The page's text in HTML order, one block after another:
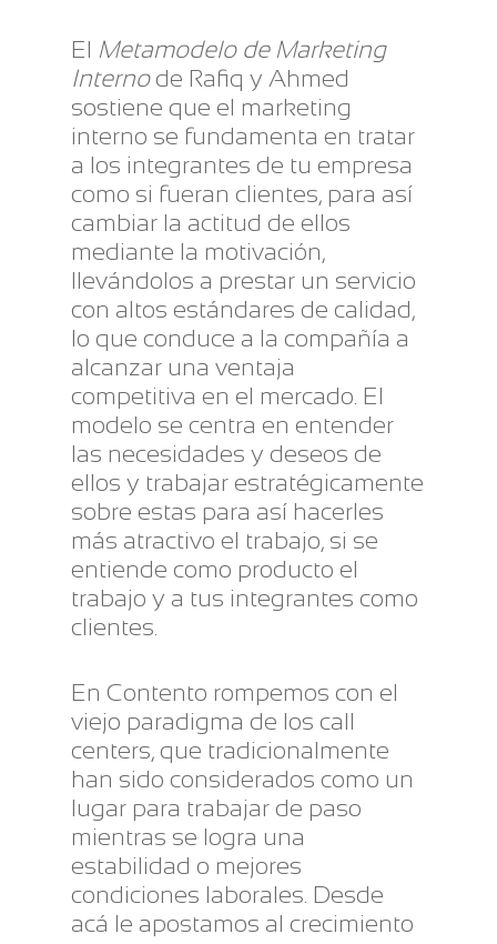
El Metamodelo de Marketing
Internode Rafiq y Ahmed
sostiene que el marketing
interno se fundamenta en tratar
a los integrantes de tu empresa
como si fueran clientes, para así
cambiar la actitud de ellos
mediante la motivación,
llevándolos a prestar un servicio
con altos estándares de calidad,
lo que conduce a la compañía a
alcanzar una ventaja
competitiva en el mercado. El
modelo se centra en entender
las necesidades y deseos de
ellos y trabajar estratégicamente
sobre estas para así hacerles
más atractivo el trabajo, si se
entiende como producto el
trabajo y a tus integrantes como
clientes.
En Contento rompemos con el
viejo paradigma de los call
centers, que tradicionalmente
han sido considerados como un
lugar para trabajar de paso
mientras se logra una
estabilidad o mejores
condiciones laborales. Desde
acá le apostamos al crecimiento